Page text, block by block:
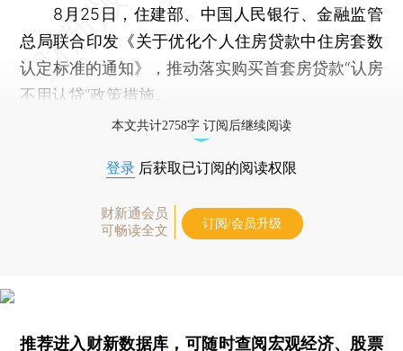
8月25日，住建部、中国人民银行、金融监管
总局联合印发《关于优化个人住房贷款中住房套数
认定标准的通知》，推动落实购买首套房贷款“认房
不用认贷”政策措施。
本文共计2758字 订阅后继续阅读
登录 后获取已订阅的阅读权限
财新通会员
可畅读全文
订阅/会员升级
推荐进入财新数据库 ，可随时查阅宏观经济、股票